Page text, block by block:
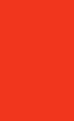
internacionais
do Euro
de
as
de 1 a 5
e
afetar a